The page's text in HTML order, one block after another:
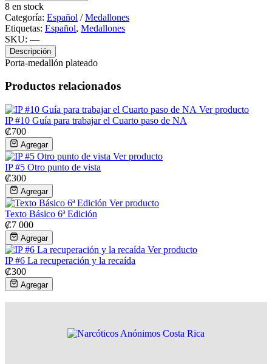
8 en stock
Categoría: Español /Medallones
Etiquetas: Español, Medallones
SKU: —
Descripción
Porta-medallón plateado
Productos relacionados
Ver producto
IP #10 Guía para trabajar el Cuarto paso de NA
₡700
Agregar
Ver producto
IP #5 Otro punto de vista
₡300
Agregar
Ver producto
Texto Básico 6ª Edición
₡7 000
Agregar
Ver producto
IP #6 La recuperación y la recaída
₡300
Agregar